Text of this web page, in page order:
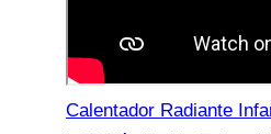
Calentador Radiante